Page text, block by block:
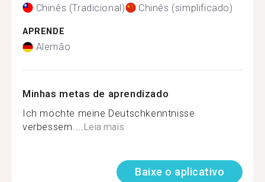
Chinês (Tradicional) Chinês (simplificado)
APRENDE
Alemão
Minhas metas de aprendizado
Ich möchte meine Deutschkenntnisse
verbessern....Leia mais
Baixe o aplicativo